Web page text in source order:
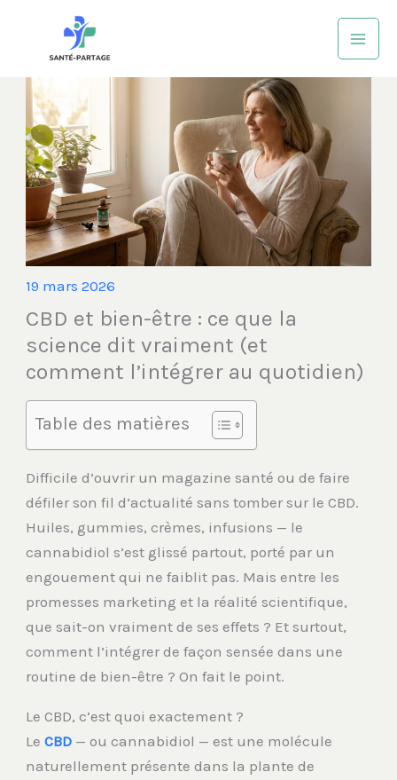
contenu
19 mars 2026
CBD et bien-être : ce que la
science dit vraiment (et
comment l’intégrer au quotidien)
Table des matières
Difficile d’ouvrir un magazine santé ou de faire
défiler son fil d’actualité sans tomber sur le CBD.
Huiles, gummies, crèmes, infusions — le
cannabidiol s’est glissé partout, porté par un
engouement qui ne faiblit pas. Mais entre les
promesses marketing et la réalité scientifique,
que sait-on vraiment de ses effets ? Et surtout,
comment l’intégrer de façon sensée dans une
routine de bien-être ? On fait le point.
Le CBD, c’est quoi exactement ?
LeCBD — ou cannabidiol — est une molécule
naturellement présente dans la plante de